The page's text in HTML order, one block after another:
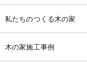
私たちのつくる木の家
木の家施工事例